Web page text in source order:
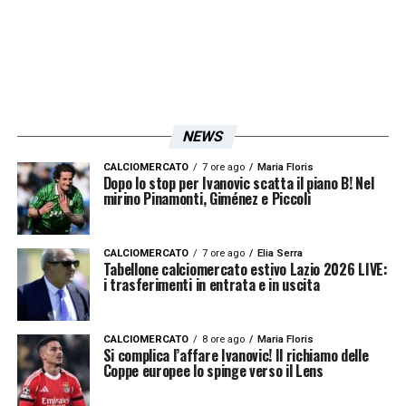
annullati. Nonostante le tante offensive del
Cagliarinel finale,Strakosha riesce a tenere
la porta inviolata e a confezionare il terzo
“clean sheet” in campionato, quarto in
stagione se si considera il 2-0 con lo
Ridotta la distanza con Napoli e Inter con un
turno infrasettimanale alle porte. Mercoledì
Lazioha l’impegno più difficile. Bologna
come spartiacque importante per capire se i
NEWS
CALCIOMERCATO 7 ore ago Maria Floris
Dopo lo stop per Ivanovic scatta il piano B! Nel
mirino Pinamonti, Giménez e Piccoli
CALCIOMERCATO 7 ore ago Elia Serra
Tabellone calciomercato estivo Lazio 2026 LIVE:
i trasferimenti in entrata e in uscita
CALCIOMERCATO 8 ore ago Maria Floris
Si complica l’affare Ivanovic! Il richiamo delle
Coppe europee lo spinge verso il Lens